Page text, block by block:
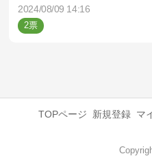
2024/08/09 14:16
2
TOPページ 新規登録 マ